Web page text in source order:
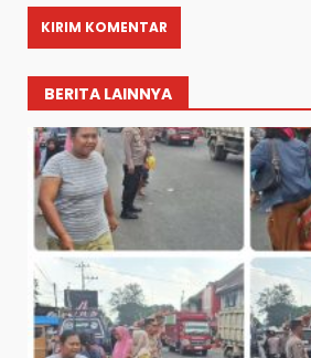
BERITA LAINNYA